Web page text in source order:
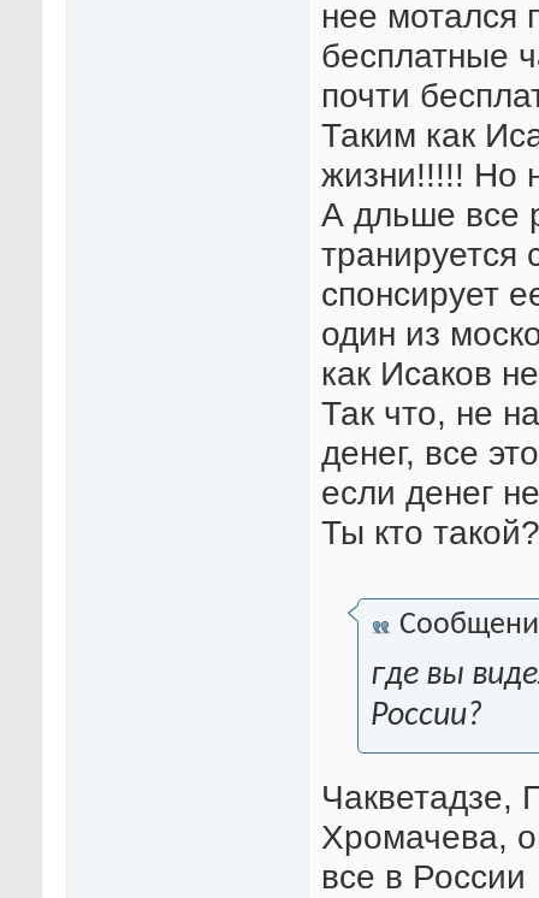
нее мотался
бесплатные
почти
Таким как
жизни!!!!! Но
А дльше все
транируется
спонсирует
один из
как Исаков
Так что, не
денег, все
если денег
Ты кто
где вы
России?
Чакветадзе,
Хромачева,
все в России